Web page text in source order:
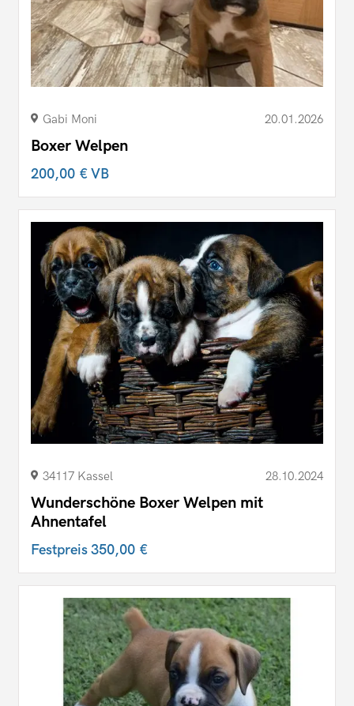
Gabi Moni 20.01.2026
Boxer Welpen
200,00 €VB
34117 Kassel 28.10.2024
Wunderschöne Boxer Welpen mit
Ahnentafel
Festpreis350,00 €